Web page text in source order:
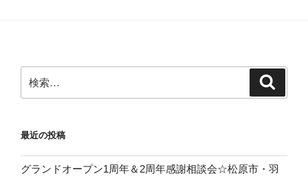
索:
最近の投稿
グランドオープン1周年＆2周年感謝相談会☆松原市・羽